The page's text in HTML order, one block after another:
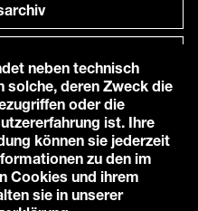
uns
e.V.
neben technisch
solche, deren Zweck die
oder die
ist. Ihre
können sie jederzeit
zu den im
Cookies und ihrem
sie in unserer